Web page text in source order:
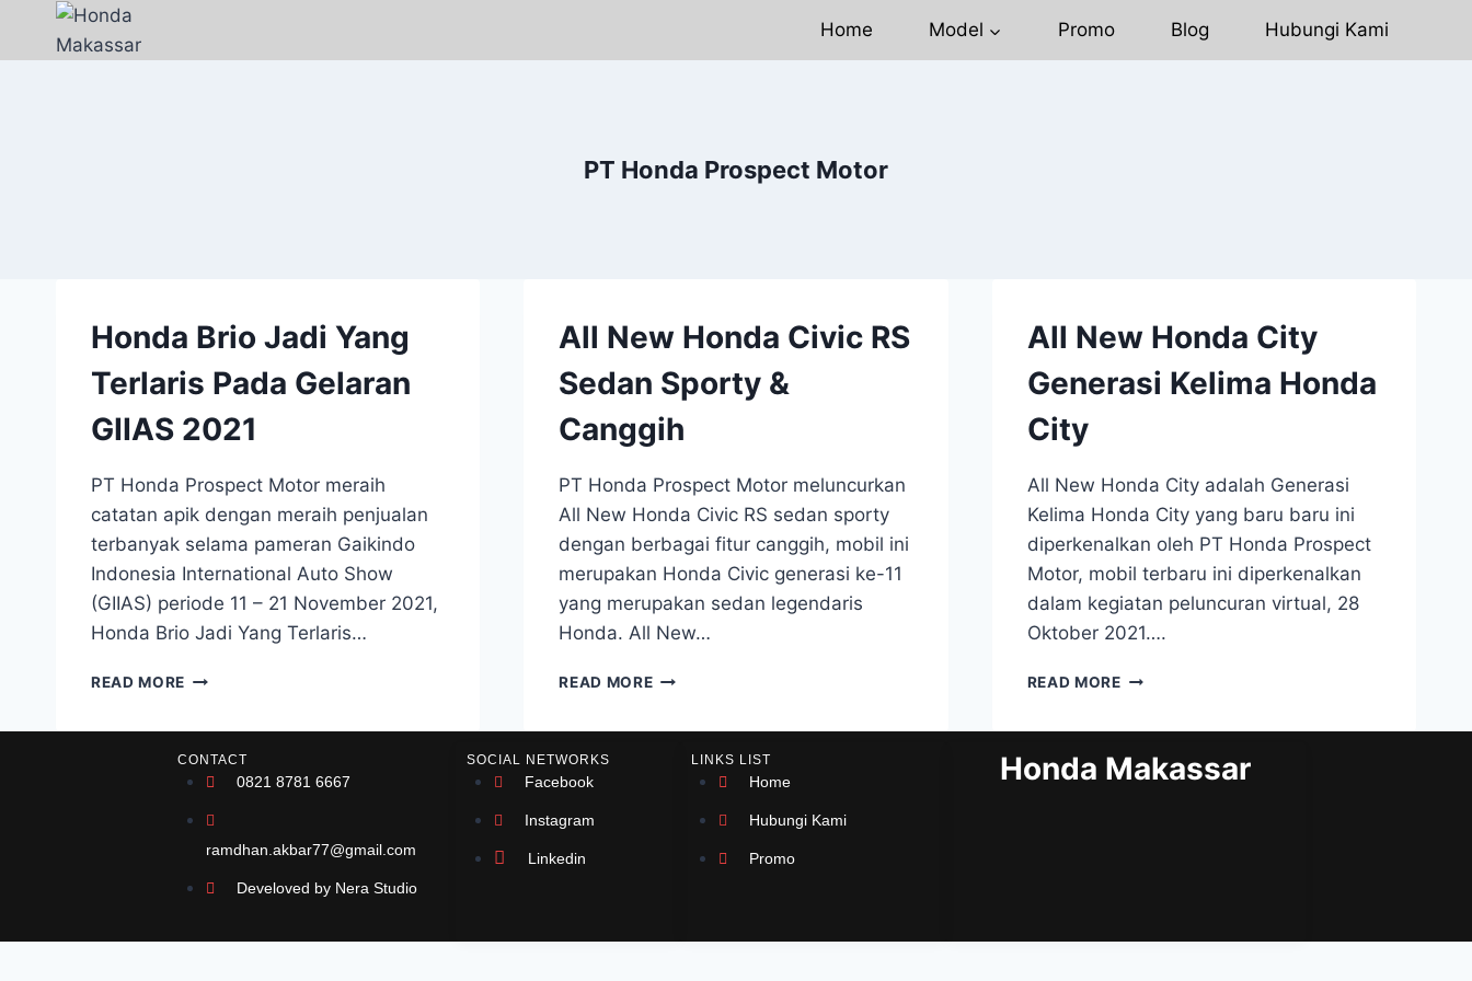
Home Model Promo Blog Hubungi Kami
PT Honda Prospect Motor
Honda Brio Jadi Yang
Terlaris Pada Gelaran
GIIAS 2021
PT Honda Prospect Motor meraih
catatan apik dengan meraih penjualan
terbanyak selama pameran Gaikindo
Indonesia International Auto Show
(GIIAS) periode 11 – 21 November 2021,
Honda Brio Jadi Yang Terlaris…
READ MORE
All New Honda Civic RS
Sedan Sporty &
Canggih
PT Honda Prospect Motor meluncurkan
All New Honda Civic RS sedan sporty
dengan berbagai fitur canggih, mobil ini
merupakan Honda Civic generasi ke-11
yang merupakan sedan legendaris
Honda. All New…
READ MORE
All New Honda City
Generasi Kelima Honda
City
All New Honda City adalah Generasi
Kelima Honda City yang baru baru ini
diperkenalkan oleh PT Honda Prospect
Motor, mobil terbaru ini diperkenalkan
dalam kegiatan peluncuran virtual, 28
Oktober 2021….
READ MORE
CONTACT
0821 8781 6667
ramdhan.akbar77@gmail.com
Develoved by Nera Studio
SOCIAL NETWORKS
Facebook
Instagram
Linkedin
LINKS LIST
Home
Hubungi Kami
Promo
Honda Makassar